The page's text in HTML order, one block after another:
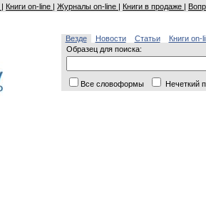
| Книги on-line | Журналы on-line | Книги в продаже |
Везде Новости Статьи
Книги on-
Образец для поиска:
Все словоформы Нечеткий